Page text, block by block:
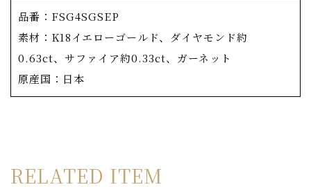
こちらの商品は「9月-月華-」。 濃淡のサファイアが夜
空を、イエローサファイアが星を、スペサタイトガーネッ
トのオレンジイエローが月を表し、秋の夜空をイメージし
ています。
ファセット向きを整えたセッティング、指で触れても滑ら
品番：FSG4SGSEP
素材：K18イエローゴールド、ダイヤモンド約
0.63ct、サファイア約0.33ct、ガーネット
原産国：日本
RELATED ITEM